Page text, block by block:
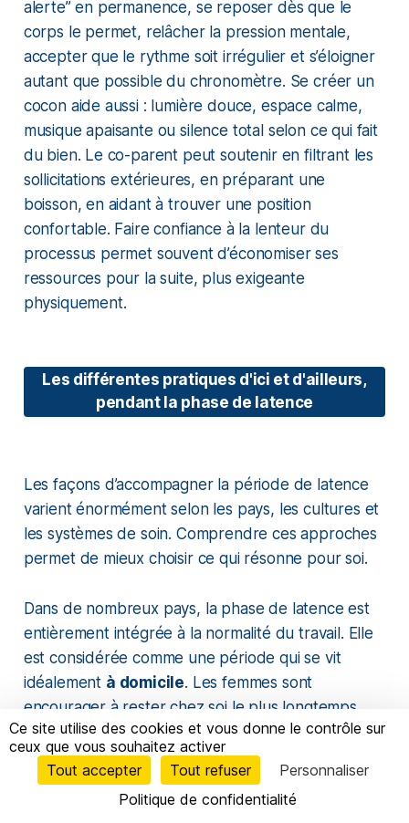
alerte” en permanence, se reposer dès que le
corps le permet, relâcher la pression mentale,
accepter que le rythme soit irrégulier et s’éloigner
autant que possible du chronomètre. Se créer un
cocon aide aussi : lumière douce, espace calme,
musique apaisante ou silence total selon ce qui fait
du bien. Le co-parent peut soutenir en filtrant les
sollicitations extérieures, en préparant une
boisson, en aidant à trouver une position
confortable. Faire confiance à la lenteur du
processus permet souvent d’économiser ses
ressources pour la suite, plus exigeante
physiquement.
Les différentes pratiques d'ici et d'ailleurs,
pendant la phase de latence
Les façons d’accompagner la période de latence
varient énormément selon les pays, les cultures et
les systèmes de soin. Comprendre ces approches
permet de mieux choisir ce qui résonne pour soi.
Dans de nombreux pays, la phase de latence est
entièrement intégrée à la normalité du travail. Elle
est considérée comme une période qui se vit
idéalement à domicile. Les femmes sont
encourager à rester chez soi le plus longtemps
possible pour limiter la fatigue, éviter des allers-
retours. Cette philosophie repose sur un principe
simple : plus la femme est dans son espace, moins
le stress interrompt la progression naturelle. On y
Ce site utilise des cookies et vous donne le contrôle sur
ceux que vous souhaitez activer
Tout accepter
Tout refuser
Personnaliser
Politique de confidentialité